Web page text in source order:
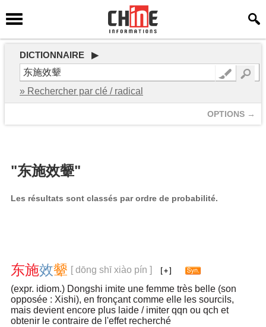
DICTIONNAIRE ▶
» Rechercher par clé / radical
OPTIONS →
"东施效颦"
Les résultats sont classés par ordre de probabilité.
东施效颦 [ dōng shī xiào pín ]
(expr. idiom.) Dongshi imite une femme très belle (son
opposée : Xishi), en fronçant comme elle les sourcils,
mais devient encore plus laide / imiter qqn ou qch et
obtenir le contraire de l'effet recherché